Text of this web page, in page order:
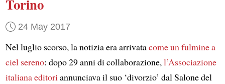
Torino
24 May 2017
Nel luglio scorso, la notizia era arrivatacome un fulmine a
ciel sereno: dopo 29 anni di collaborazione,l’Associazione
italiana editoriannunciava il suo ‘divorzio’ dal Salone del